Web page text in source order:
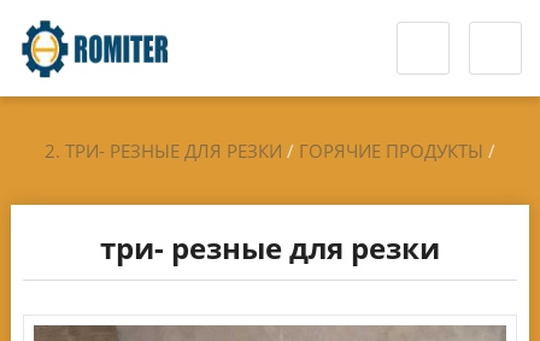
2. ТРИ- РЕЗНЫЕ ДЛЯ РЕЗКИ / ГОРЯЧИЕ ПРОДУКТЫ /
МАШИНА ДЛЯ ПРИГОТОВЛЕНИЯ МОРОЖЕНОГО /
ПАЛОЧКИ ДЛЯ МОРОЖЕНОГО МАШИНА
три- резные для резки